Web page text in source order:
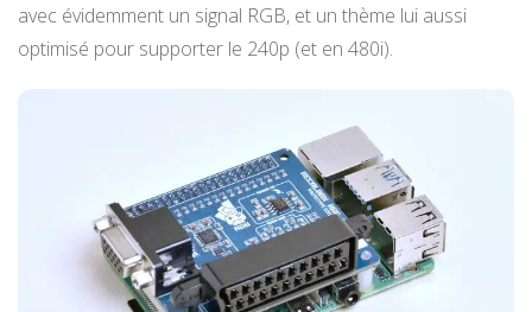
avec évidemment un signal RGB, et un thème lui aussi
optimisé pour supporter le 240p (et en 480i).